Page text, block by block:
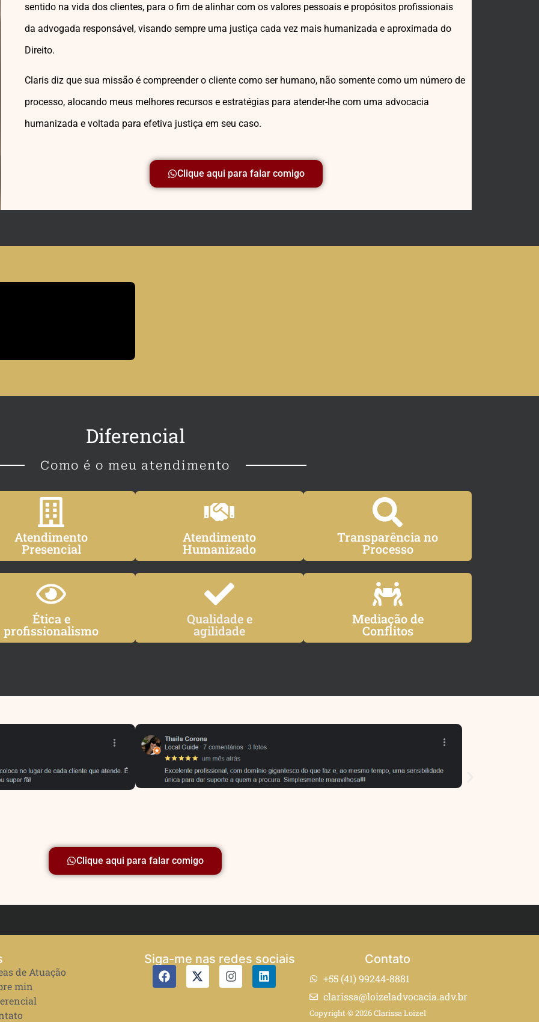
sentido na vida dos clientes, para o fim de alinhar com os valores pessoais e propósitos profissionais
da advogada responsável, visando sempre uma justiça cada vez mais humanizada e aproximada do
Direito.
Claris diz que sua missão é compreender o cliente como ser humano, não somente como um número de
processo, alocando meus melhores recursos e estratégias para atender-lhe com uma advocacia
humanizada e voltada para efetiva justiça em seu caso.
Clique aqui para falar comigo
Diferencial
Como é o meu atendimento
Atendimento
Presencial
Atendimento
Humanizado
Transparência no
Processo
Ética e
profissionalismo
Qualidade e
agilidade
Mediação de
Conflitos
Clique aqui para falar comigo
de Atuação
min
Siga-me nas redes sociais Contato
+55 (41) 99244-8881
clarissa@loizeladvocacia.adv.br
Copyright © 2026 Clarissa Loizel